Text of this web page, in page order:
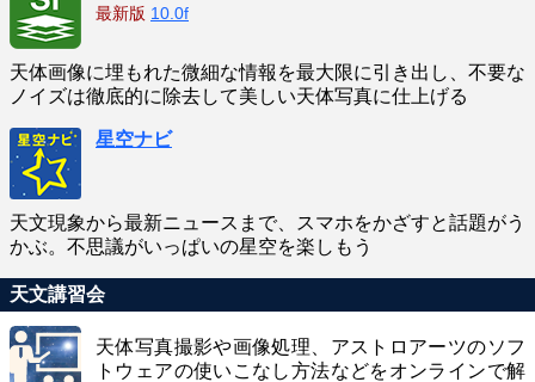
最新版 10.0f
天体画像に埋もれた微細な情報を最大限に引き出し、不要な
ノイズは徹底的に除去して美しい天体写真に仕上げる
星空ナビ
天文現象から最新ニュースまで、スマホをかざすと話題がう
かぶ。不思議がいっぱいの星空を楽しもう
天文講習会
天体写真撮影や画像処理、アストロアーツのソフ
トウェアの使いこなし方法などをオンラインで解